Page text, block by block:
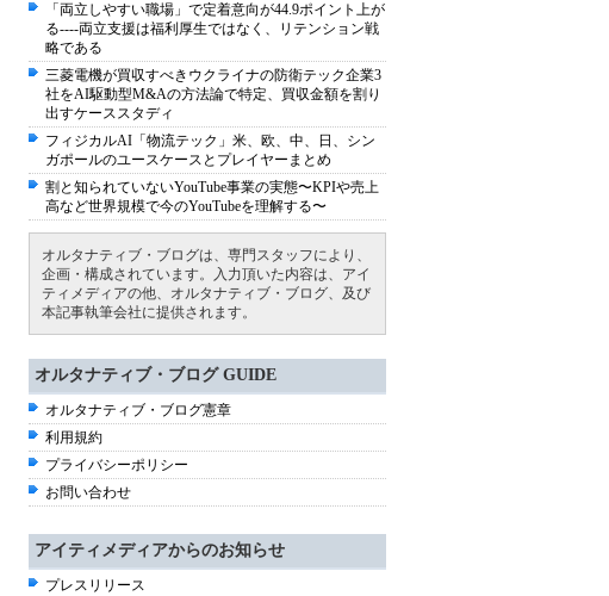
「両立しやすい職場」で定着意向が44.9ポイント上が
る----両立支援は福利厚生ではなく、リテンション戦
略である
三菱電機が買収すべきウクライナの防衛テック企業3
社をAI駆動型M&Aの方法論で特定、買収金額を割り
出すケーススタディ
フィジカルAI「物流テック」米、欧、中、日、シン
ガポールのユースケースとプレイヤーまとめ
割と知られていないYouTube事業の実態〜KPIや売上
高など世界規模で今のYouTubeを理解する〜
オルタナティブ・ブログは、専門スタッフにより、
企画・構成されています。入力頂いた内容は、アイ
ティメディアの他、オルタナティブ・ブログ、及び
本記事執筆会社に提供されます。
オルタナティブ・ブログ GUIDE
オルタナティブ・ブログ憲章
利用規約
プライバシーポリシー
お問い合わせ
アイティメディアからのお知らせ
プレスリリース